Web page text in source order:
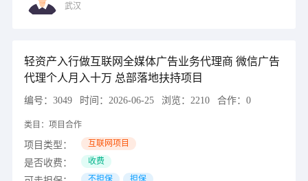
武汉
轻资产入行做互联网全媒体广告业务代理商 微信广告
代理个人月入十万 总部落地扶持项目
编号： 3049 时间： 2026-06-25 浏览： 2210 合作： 0
类目： 项目合作
项目类型： 互联网项目
是否收费： 收费
不担保 担保